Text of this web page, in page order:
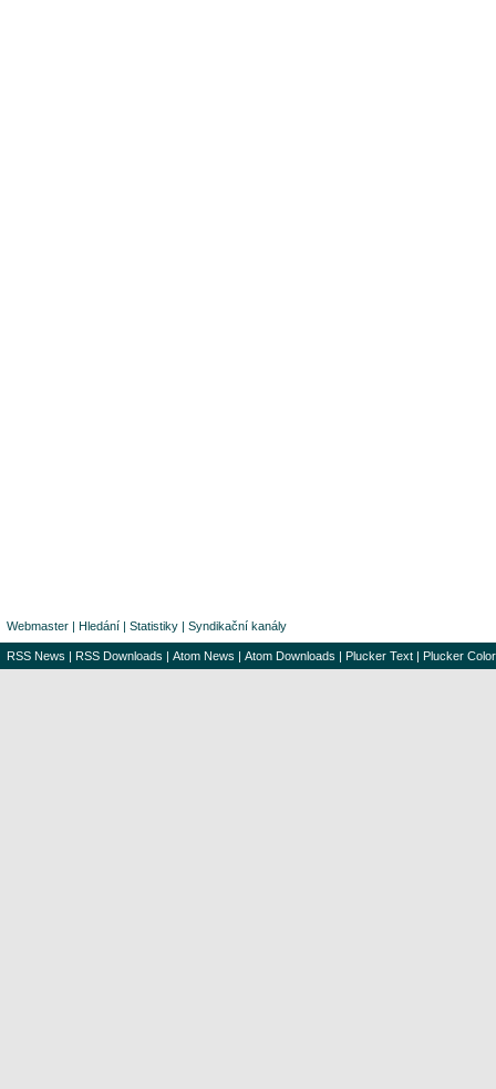
Webmaster | Hledání | Statistiky | Syndikační kanály
RSS News | RSS Downloads | Atom News | Atom Downloads | Plucker Text | Plucker Color